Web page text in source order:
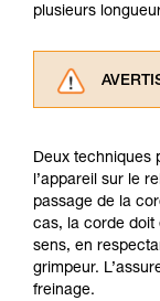
plusieurs
pouvoir
Deux techniques
l’appareil sur le
passage de la
cas, la corde doit
sens, en
grimpeur.
freinage.